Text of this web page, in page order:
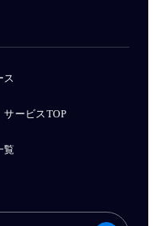
ス
サービスTOP
覧